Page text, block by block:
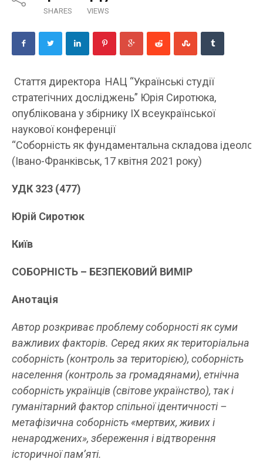
SHARES VIEWS
Стаття директора НАЦ “Українські студії
стратегічних досліджень” Юрія Сиротюка,
опублікована у збірнику ІХ всеукраїнської
наукової конференції
“Соборність як фундаментальна складова ідеології
(Івано-Франківськ, 17 квітня 2021 року)
УДК 323 (477)
Юрій Сиротюк
Київ
СОБОРНІСТЬ – БЕЗПЕКОВИЙ ВИМІР
Анотація
Автор розкриваєпроблему соборності як суми
важливих факторів. Серед яких як територіальна
соборність (контроль за територією), соборність
населення (контроль за громадянами), етнічна
соборність українців (світове українство), так і
гуманітарний фактор спільної ідентичності –
метафізична соборність «мертвих, живих і
ненароджених», збереження і відтворення
історичної пам’яті.